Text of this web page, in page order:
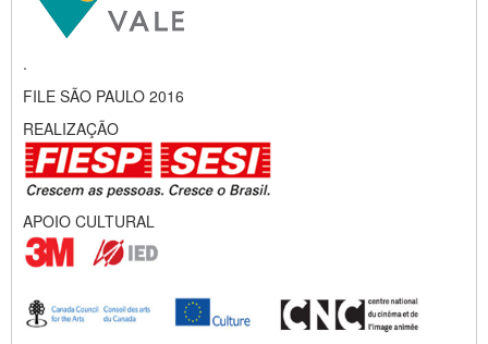
.
FILE SÃO PAULO 2016
REALIZAÇÃO
APOIO CULTURAL